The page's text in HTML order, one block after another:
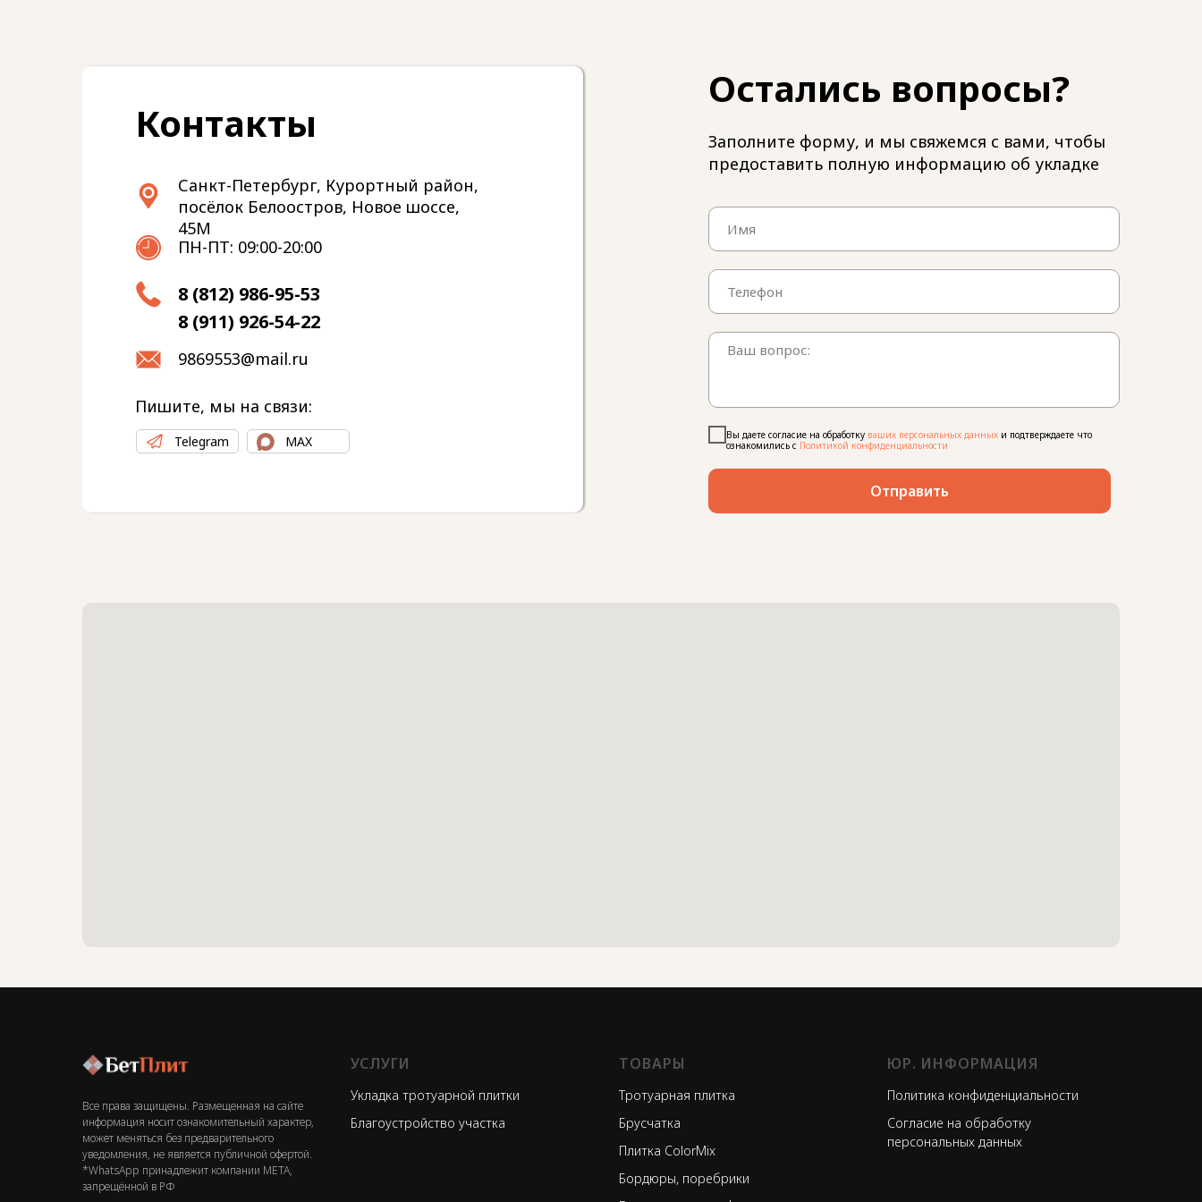
Контакты
Остались вопросы?
Заполните форму, и мы свяжемся с вами, чтобы
предоставить полную информацию об укладке
Вы даете согласие на обработку ваших персональных данных и подтверждаете что
ознакомились с Политикой конфиденциальности
Отправить
ПН-ПТ: 09:00-20:00
9869553@mail.ru
Пишите, мы на связи:
8 (812) 986-95-53
8 (911) 926-54-22
Санкт-Петербург, Курортный район,
посёлок Белоостров, Новое шоссе,
45М
Telegram MAX
Все права защищены. Размещенная на сайте
информация носит ознакомительный характер,
может меняться без предварительного
уведомления, не является публичной офертой.
*WhatsApp принадлежит компании МЕТА,
запрещённой в РФ
УСЛУГИ
Укладка тротуарной плитки
Благоустройство участка
ТОВАРЫ
Тротуарная плитка
Брусчатка
Плитка ColorMix
Бордюры, поребрики
ЮР. ИНФОРМАЦИЯ
Политика конфиденциальности
Согласие на обработку
персональных данных